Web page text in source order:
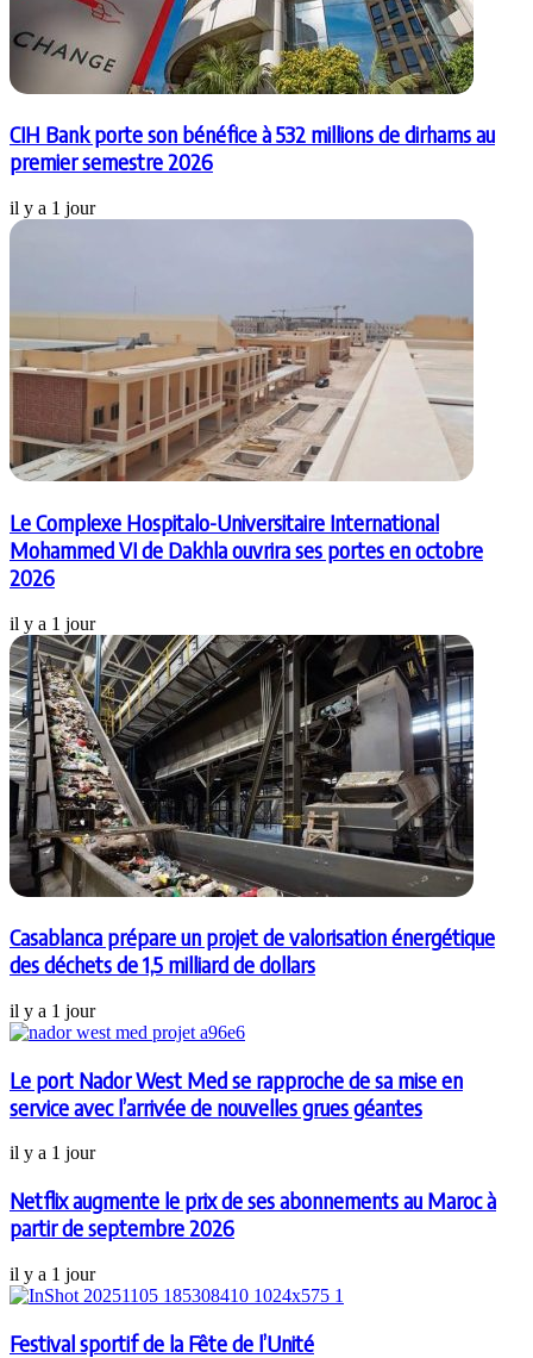
CIH Bank porte son bénéfice à 532 millions de dirhams au
premier semestre 2026
il y a 1 jour
Le Complexe Hospitalo-Universitaire International
Mohammed VI de Dakhla ouvrira ses portes en octobre
2026
il y a 1 jour
Casablanca prépare un projet de valorisation énergétique
des déchets de 1,5 milliard de dollars
il y a 1 jour
Le port Nador West Med se rapproche de sa mise en
service avec l’arrivée de nouvelles grues géantes
il y a 1 jour
Netflix augmente le prix de ses abonnements au Maroc à
partir de septembre 2026
il y a 1 jour
Festival sportif de la Fête de l’Unité